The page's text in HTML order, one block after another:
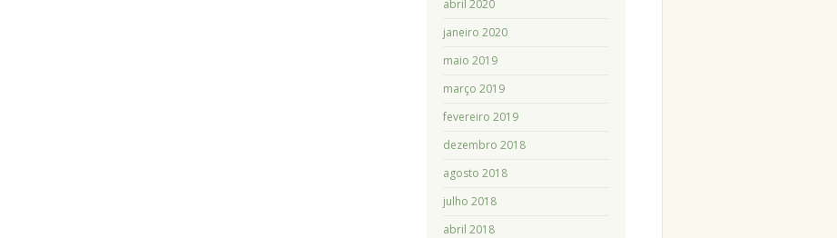
abril 2020
janeiro 2020
maio 2019
março 2019
fevereiro 2019
dezembro 2018
agosto 2018
julho 2018
abril 2018